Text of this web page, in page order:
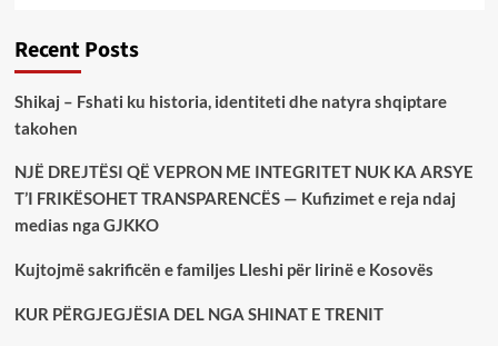
Recent Posts
Shikaj – Fshati ku historia, identiteti dhe natyra shqiptare
takohen
NJË DREJTËSI QË VEPRON ME INTEGRITET NUK KA ARSYE
T’I FRIKËSOHET TRANSPARENCËS — Kufizimet e reja ndaj
medias nga GJKKO
Kujtojmë sakrificën e familjes Lleshi për lirinë e Kosovës
KUR PËRGJEGJËSIA DEL NGA SHINAT E TRENIT